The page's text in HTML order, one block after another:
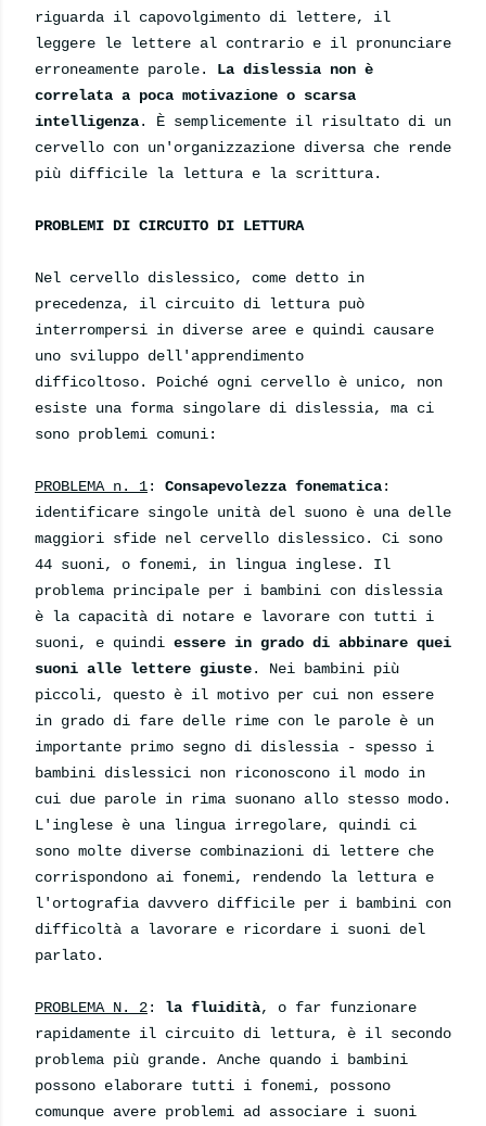
riguarda il capovolgimento di lettere, il
leggere le lettere al contrario e il pronunciare
erroneamente parole. La dislessia non è
correlata a poca motivazione o scarsa
intelligenza. È semplicemente il risultato di un
cervello con un'organizzazione diversa che rende
più difficile la lettura e la scrittura.
PROBLEMI DI CIRCUITO DI LETTURA
Nel cervello dislessico, come detto in
precedenza, il circuito di lettura può
interrompersi in diverse aree e quindi causare
uno sviluppo dell'apprendimento
difficoltoso. Poiché ogni cervello è unico, non
esiste una forma singolare di dislessia, ma ci
sono problemi comuni:
PROBLEMA n. 1: Consapevolezza fonematica:
identificare singole unità del suono è una delle
maggiori sfide nel cervello dislessico. Ci sono
44 suoni, o fonemi, in lingua inglese. Il
problema principale per i bambini con dislessia
è la capacità di notare e lavorare con tutti i
suoni, e quindi essere in grado di abbinare quei
suoni alle lettere giuste. Nei bambini più
piccoli, questo è il motivo per cui non essere
in grado di fare delle rime con le parole è un
importante primo segno di dislessia - spesso i
bambini dislessici non riconoscono il modo in
cui due parole in rima suonano allo stesso modo.
L'inglese è una lingua irregolare, quindi ci
sono molte diverse combinazioni di lettere che
corrispondono ai fonemi, rendendo la lettura e
l'ortografia davvero difficile per i bambini con
difficoltà a lavorare e ricordare i suoni del
parlato.
PROBLEMA N. 2: la fluidità, o far funzionare
rapidamente il circuito di lettura, è il secondo
problema più grande. Anche quando i bambini
possono elaborare tutti i fonemi, possono
comunque avere problemi ad associare i suoni